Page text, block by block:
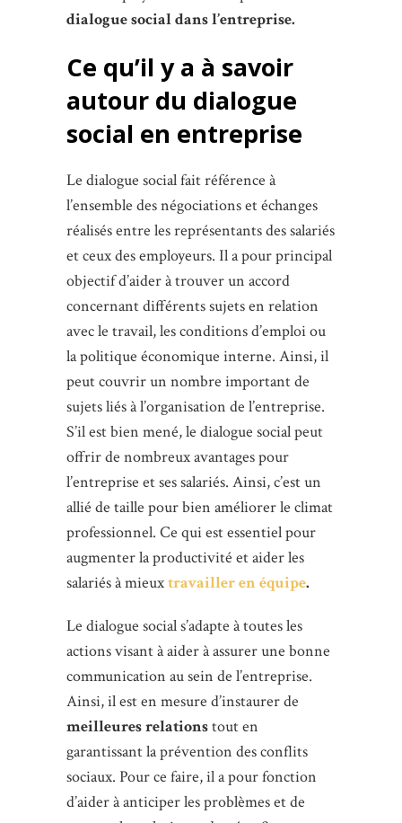
dialogue social dans l’entreprise.
Ce qu’il y a à savoir
autour du dialogue
social en entreprise
Le dialogue social fait référence à
l’ensemble des négociations et échanges
réalisés entre les représentants des salariés
et ceux des employeurs. Il a pour principal
objectif d’aider à trouver un accord
concernant différents sujets en relation
avec le travail, les conditions d’emploi ou
la politique économique interne. Ainsi, il
peut couvrir un nombre important de
sujets liés à l’organisation de l’entreprise.
S’il est bien mené, le dialogue social peut
offrir de nombreux avantages pour
l’entreprise et ses salariés. Ainsi, c’est un
allié de taille pour bien améliorer le climat
professionnel. Ce qui est essentiel pour
augmenter la productivité et aider les
salariés à mieuxtravailler en équipe.
Le dialogue social s’adapte à toutes les
actions visant à aider à assurer une bonne
communication au sein de l’entreprise.
Ainsi, il est en mesure d’instaurer de
meilleures relationstout en
garantissant la prévention des conflits
sociaux. Pour ce faire, il a pour fonction
d’aider à anticiper les problèmes et de